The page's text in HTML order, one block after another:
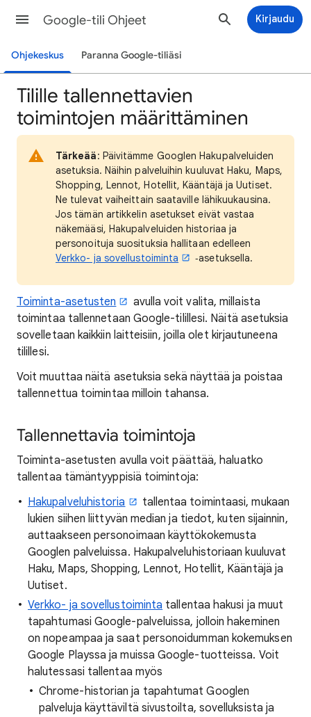
Google-tili Ohjeet Kirjaudu
Ohjekeskus Paranna Google-tiliäsi
Tilille tallennettavien
toimintojen määrittäminen
Tärkeää: Päivitämme Googlen Hakupalveluiden
asetuksia. Näihin palveluihin kuuluvat Haku, Maps,
Shopping, Lennot, Hotellit, Kääntäjä ja Uutiset.
Ne tulevat vaiheittain saataville lähikuukausina.
Jos tämän artikkelin asetukset eivät vastaa
näkemääsi, Hakupalveluiden historiaa ja
personoituja suosituksia hallitaan edelleen
Verkko- ja sovellustoiminta
‑asetuksella.
Toiminta-asetusten
avulla voit valita, millaista
toimintaa tallennetaan Google-tilillesi. Näitä asetuksia
sovelletaan kaikkiin laitteisiin, joilla olet kirjautuneena
tilillesi.
Voit muuttaa näitä asetuksia sekä näyttää ja poistaa
tallennettua toimintaa milloin tahansa.
Tallennettavia toimintoja
Toiminta-asetusten avulla voit päättää, haluatko
tallentaa tämäntyyppisiä toimintoja:
Hakupalveluhistoria
tallentaa toimintaasi, mukaan
lukien siihen liittyvän median ja tiedot, kuten sijainnin,
auttaakseen personoimaan käyttökokemusta
Googlen palveluissa. Hakupalveluhistoriaan kuuluvat
Haku, Maps, Shopping, Lennot, Hotellit, Kääntäjä ja
Uutiset.
Verkko- ja sovellustoiminta tallentaa hakusi ja muut
tapahtumasi Google-palveluissa, jolloin hakeminen
on nopeampaa ja saat personoidumman kokemuksen
Google Playssa ja muissa Google-tuotteissa. Voit
halutessasi tallentaa myös
Chrome-historian ja tapahtumat Googlen
palveluja käyttäviltä sivustoilta, sovelluksista ja